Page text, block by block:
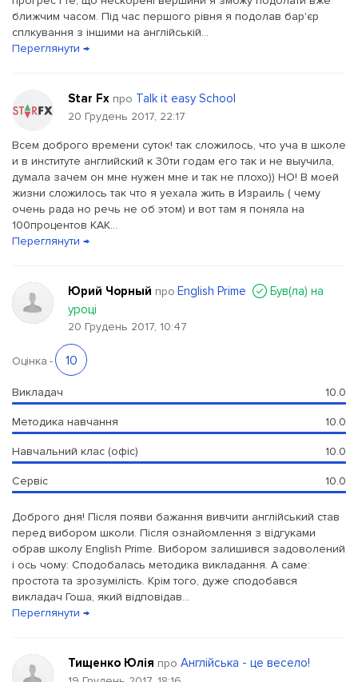
ближчим часом. Під час першого рівня я подолав бар'єр
сплкування з іншими на англійській...
Переглянути →
Star Fx про Talk it easy School
20 Грудень 2017, 22:17
Всем доброго времени суток! так сложилось, что уча в школе
и в институте английский к 30ти годам его так и не выучила,
думала зачем он мне нужен мне и так не плохо)) НО! В моей
жизни сложилось так что я уехала жить в Израиль ( чему
очень рада но речь не об этом) и вот там я поняла на
100процентов КАК...
Переглянути →
Юрий Чорный про English Prime
Був(ла) на
уроці
20 Грудень 2017, 10:47
Оцінка - 10
Викладач 10.0
Методика навчання 10.0
Навчальний клас (офіс) 10.0
Сервіс 10.0
Доброго дня! Після появи бажання вивчити англійський став
перед вибором школи. Після ознайомлення з відгуками
обрав школу English Prime. Вибором залишився задоволений
і ось чому: Сподобалась методика викладання. А саме:
простота та зрозумілість. Крім того, дуже сподобався
викладач Гоша, який відповідав...
Переглянути →
Тищенко Юлія про Англійська - це весело!